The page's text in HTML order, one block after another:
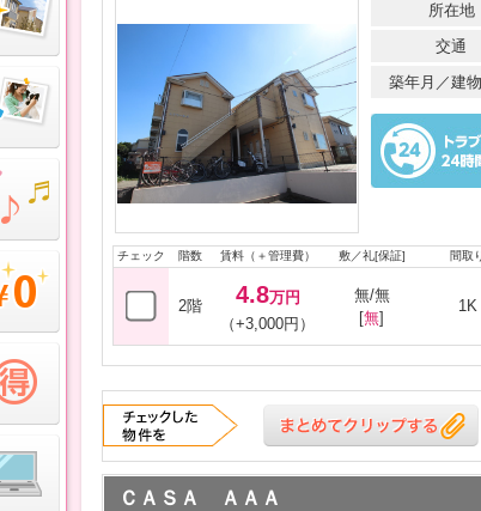
所在地
交通
築年月／建
チェック 階数 賃料（＋管理費） 敷／礼[保証] 間取
2階 4.8万円
（+3,000円）
無/無
[無]
1K
ＣＡＳＡ ＡＡＡ